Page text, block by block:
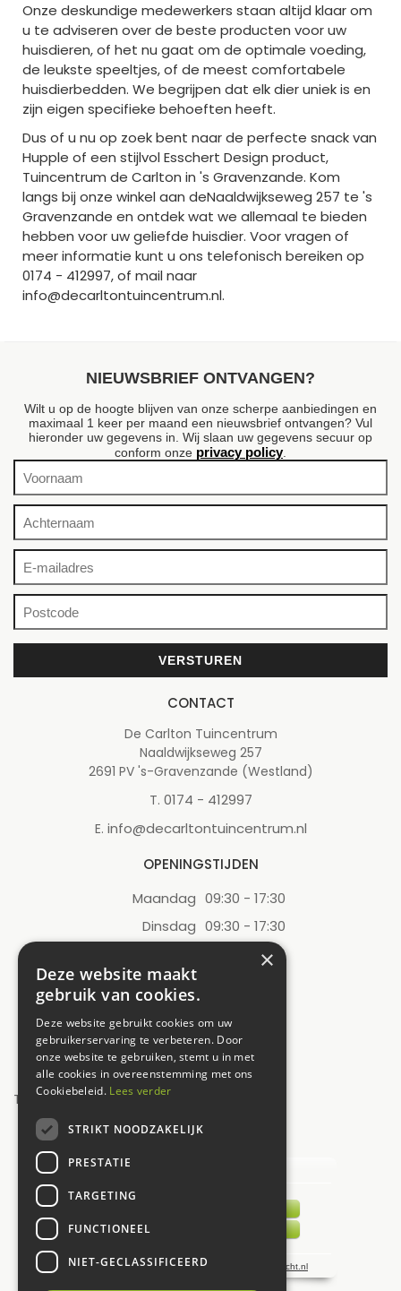
Onze deskundige medewerkers staan altijd klaar om
u te adviseren over de beste producten voor uw
huisdieren, of het nu gaat om de optimale voeding,
de leukste speeltjes, of de meest comfortabele
huisdierbedden. We begrijpen dat elk dier uniek is en
zijn eigen specifieke behoeften heeft.
Dus of u nu op zoek bent naar de perfecte snack van
Hupple of een stijlvol Esschert Design product,
Tuincentrum de Carlton in 's Gravenzande. Kom
langs bij onze winkel aan deNaaldwijkseweg 257 te 's
Gravenzande en ontdek wat we allemaal te bieden
hebben voor uw geliefde huisdier. Voor vragen of
meer informatie kunt u ons telefonisch bereiken op
0174 - 412997, of mail naar
info@decarltontuincentrum.nl.
NIEUWSBRIEF ONTVANGEN?
Wilt u op de hoogte blijven van onze scherpe aanbiedingen en
maximaal 1 keer per maand een nieuwsbrief ontvangen? Vul
hieronder uw gegevens in. Wij slaan uw gegevens secuur op
conform onze privacy policy.
CONTACT
De Carlton Tuincentrum
Naaldwijkseweg 257
2691 PV 's-Gravenzande (Westland)
T. 0174 - 412997
E. info@decarltontuincentrum.nl
OPENINGSTIJDEN
Maandag 09:30 - 17:30
Dinsdag 09:30 - 17:30
09:30 - 17:30
Donderdag
Zaterdag 09:00 - 17:00
Zondag
12:00 - 17:00
Toon alle openingstijden
UW MENING TELT!
×
Deze website maakt
gebruik van cookies.
Deze website gebruikt cookies om uw
gebruikerservaring te verbeteren. Door
onze website te gebruiken, stemt u in met
alle cookies in overeenstemming met ons
Cookiebeleid. Lees verder
STRIKT NOODZAKELIJK
PRESTATIE
TARGETING
FUNCTIONEEL
NIET-GECLASSIFICEERD